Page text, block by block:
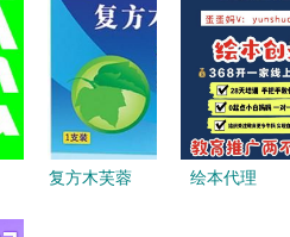
区代理代办
服务及详细
流程解析
司注册、财
务代理与各
类资质代办
解析
复方木芙蓉
绘本代理